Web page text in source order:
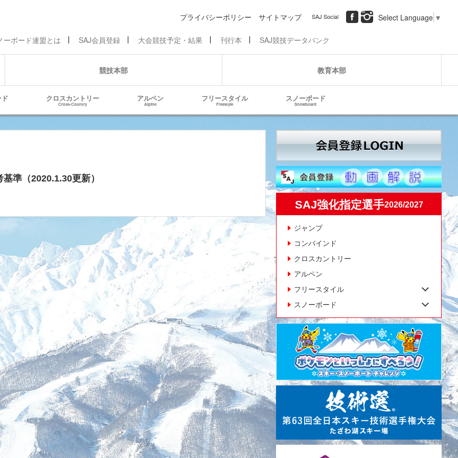
プライバシーポリシー サイトマップ SAJ Social Select Language ▼
ーボード連盟とは SAJ会員登録 大会競技予定・結果 刊行本 SAJ競技データバンク
競技本部 教育本部
クロスカントリー
Cross-Country
アルペン
Alpine
フリースタイル
Freestyle
スノーボード
Snowboard
準（2020.1.30更新）
SAJ強化指定選手2026/2027
ジャンプ
コンバインド
クロスカントリー
アルペン
フリースタイル
スノーボード